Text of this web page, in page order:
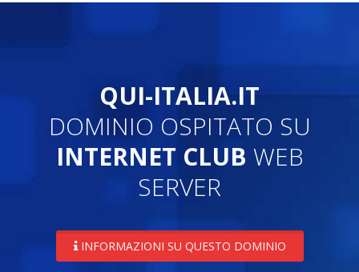
QUI-ITALIA.IT
DOMINIO OSPITATO SU
INTERNET CLUB WEB
SERVER
INFORMAZIONI SU QUESTO DOMINIO